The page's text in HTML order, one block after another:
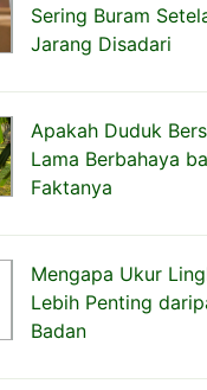
Sering Buram
Jarang Disadari
Apakah Duduk
Lama Berbahaya
Faktanya
Mengapa Ukur
Lebih Penting
Badan